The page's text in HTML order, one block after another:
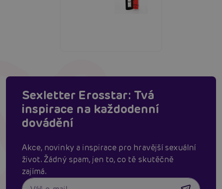
Sexletter Erosstar: Tvá
inspirace na každodenní
dovádění
Akce, novinky a inspirace pro hravější sexuální
život. Žádný spam, jen to, co tě skutěčně
zajímá.